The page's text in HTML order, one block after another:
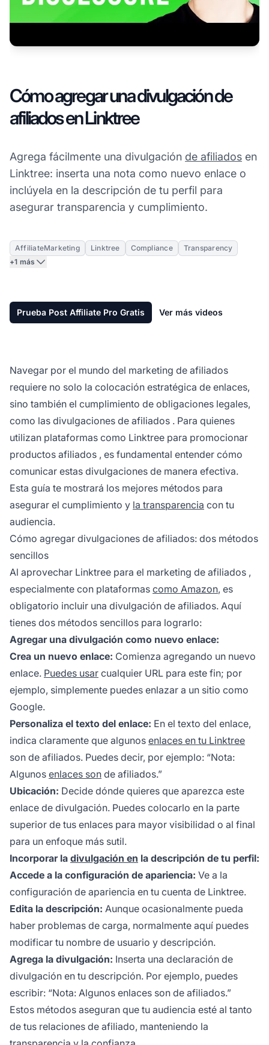
Cómo agregar una divulgación de
afiliados en Linktree
Agrega fácilmente una divulgación de afiliados en
Linktree: inserta una nota como nuevo enlace o
inclúyela en la descripción de tu perfil para
asegurar transparencia y cumplimiento.
AffiliateMarketing Linktree Compliance
Transparency
+1 más
Prueba Post Affiliate Pro Gratis Ver más videos
Navegar por el mundo del marketing de afiliados
requiere no solo la colocación estratégica de enlaces,
sino también el cumplimiento de obligaciones legales,
como las divulgaciones de afiliados . Para quienes
utilizan plataformas como Linktree para promocionar
productos afiliados , es fundamental entender cómo
comunicar estas divulgaciones de manera efectiva.
Esta guía te mostrará los mejores métodos para
asegurar el cumplimiento y la transparencia con tu
audiencia.
Cómo agregar divulgaciones de afiliados: dos métodos
sencillos
Al aprovechar Linktree para el marketing de afiliados ,
especialmente con plataformas como Amazon, es
obligatorio incluir una divulgación de afiliados. Aquí
tienes dos métodos sencillos para lograrlo:
Agregar una divulgación como nuevo enlace:
Crea un nuevo enlace: Comienza agregando un nuevo
enlace. Puedes usar cualquier URL para este fin; por
ejemplo, simplemente puedes enlazar a un sitio como
Google.
Personaliza el texto del enlace: En el texto del enlace,
indica claramente que algunos enlaces en tu Linktree
son de afiliados. Puedes decir, por ejemplo: “Nota:
Algunos enlaces son de afiliados.”
Ubicación: Decide dónde quieres que aparezca este
enlace de divulgación. Puedes colocarlo en la parte
superior de tus enlaces para mayor visibilidad o al final
para un enfoque más sutil.
Incorporar la divulgación en la descripción de tu perfil:
Accede a la configuración de apariencia: Ve a la
configuración de apariencia en tu cuenta de Linktree.
Edita la descripción: Aunque ocasionalmente pueda
haber problemas de carga, normalmente aquí puedes
modificar tu nombre de usuario y descripción.
Agrega la divulgación: Inserta una declaración de
divulgación en tu descripción. Por ejemplo, puedes
escribir: “Nota: Algunos enlaces son de afiliados.”
Estos métodos aseguran que tu audiencia esté al tanto
de tus relaciones de afiliado, manteniendo la